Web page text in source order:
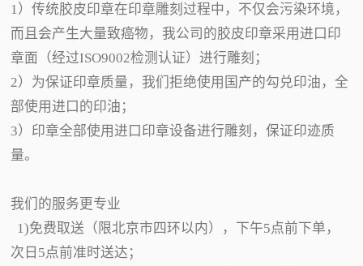
1）传统胶皮印章在印章雕刻过程中，不仅会污染环境，
而且会产生大量致癌物，我公司的胶皮印章采用进口印
章面（经过ISO9002检测认证）进行雕刻；
2）为保证印章质量，我们拒绝使用国产的勾兑印油，全
部使用进口的印油；
3）印章全部使用进口印章设备进行雕刻，保证印迹质
量。
我们的服务更专业
1)免费取送（限北京市四环以内），下午5点前下单，
次日5点前准时送达；